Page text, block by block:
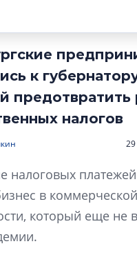
к
предотвратить
налогов
налоговых
в коммерческой
который еще не